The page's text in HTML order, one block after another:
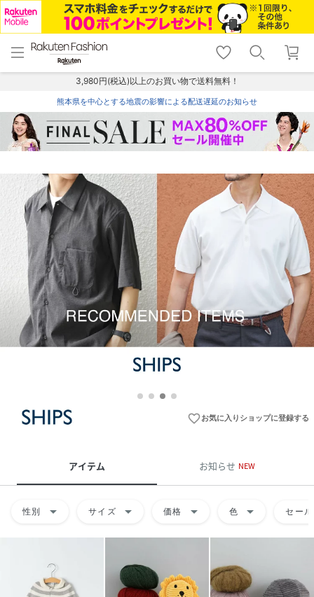
menu home
トップ
shopping_cart lock_outline
ログイン
3,980円(税込)以上のお買い物で送料無料！
熊本県を中心とする地震の影響による配送遅延のお知らせ
favorite_borderお気に入りショップに登録する
アイテム お知らせ NEW
性別 arrow_drop_down サイズ arrow_drop_down 価格 arrow_drop_down 色 arrow_drop_down セール